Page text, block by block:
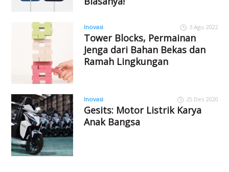
Inovasi 3 Agu 2022
Tower Blocks, Permainan
Jenga dari Bahan Bekas dan
Ramah Lingkungan
Inovasi 25 Des 2020
Gesits: Motor Listrik Karya
Anak Bangsa